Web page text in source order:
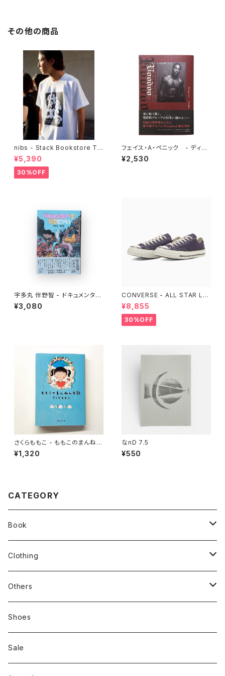
その他の商品
nibs - Stack Bookstore Te
e
¥5,390
30%OFF
フェイス・A・ペニック - ディア
ンジェロ《ヴードゥー》がかけた
グルーヴの呪文
¥2,530
宇多丸 伴野智 - ドキュメンタリ
ーで知るせかい
¥3,080
CONVERSE - ALL STAR LG
CY OX （Purple）
¥8,855
30%OFF
さくらももこ - ももこのまんねん
日記
¥1,320
なnD 7.5
¥550
CATEGORY
Book
stacks
新刊本
Zine、Other
Clothing
Tees
Sweatshirts
Bag & Accessories
Others
Mixcd
RC SLUM / ROYALTY CLUB
雑貨
Shoes
Sale